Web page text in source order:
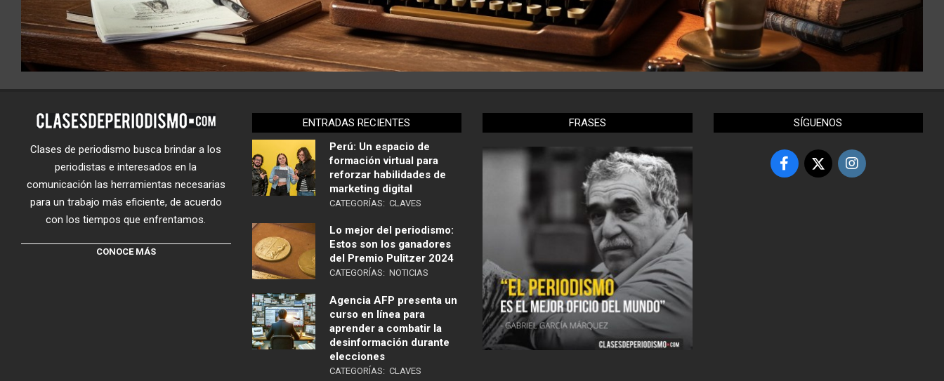
Clases de periodismo busca brindar a los
periodistas e interesados en la
comunicación las herramientas necesarias
para un trabajo más eficiente, de acuerdo
con los tiempos que enfrentamos.
CONOCE MÁS
ENTRADAS RECIENTES
Perú: Un espacio de
formación virtual para
reforzar habilidades de
marketing digital
CATEGORÍAS: CLAVES
Lo mejor del periodismo:
Estos son los ganadores
del Premio Pulitzer 2024
CATEGORÍAS: NOTICIAS
Agencia AFP presenta un
curso en línea para
aprender a combatir la
desinformación durante
elecciones
CATEGORÍAS: CLAVES
FRASES SÍGUENOS